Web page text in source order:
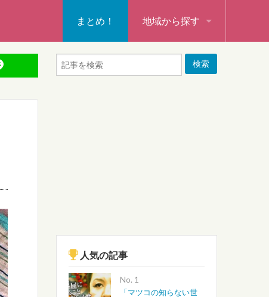
まとめ！ 地域から探す
秩父・飯能・秩父郡
新座・朝霞・戸田・和光
蕨・草加・八潮・三郷
人気の記事
No.
「マツコの知らない世